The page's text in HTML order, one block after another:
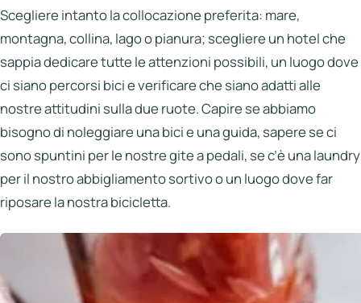
Scegliere intanto la collocazione preferita: mare,
montagna, collina, lago o pianura; scegliere un hotel che
sappia dedicare tutte le attenzioni possibili, un luogo dove
ci siano percorsi bici e verificare che siano adatti alle
nostre attitudini sulla due ruote. Capire se abbiamo
bisogno di noleggiare una bici e una guida, sapere se ci
sono spuntini per le nostre gite a pedali, se c’è una laundry
per il nostro abbigliamento sortivo o un luogo dove far
riposare la nostra bicicletta.